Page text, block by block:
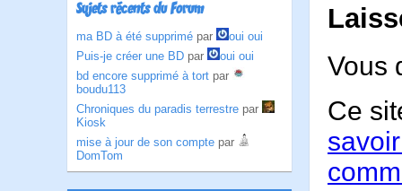
Sujets récents du Forum
ma BD à été supprimé par
oui oui
Puis-je créer une BD par
oui oui
bd encore supprimé à tort par
boudu113
Chroniques du paradis terrestre par
Kiosk
mise à jour de son compte par
DomTom
Vous
Ce